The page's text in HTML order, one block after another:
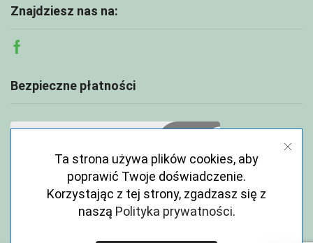
Znajdziesz nas na:
Facebook
Bezpieczne płatności
Ta strona używa plików cookies, aby
poprawić Twoje doświadczenie.
Korzystając z tej strony, zgadzasz się z
naszą Polityka prywatności.